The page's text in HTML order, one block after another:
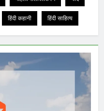
हिंदी कहानी हिंदी साहित्य